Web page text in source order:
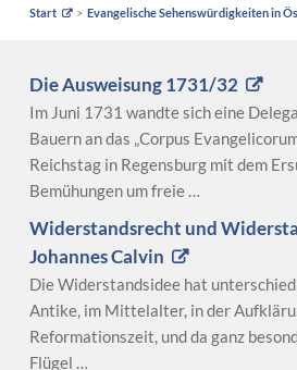
Start Evangelische Sehenswürdigkeiten in
Die Ausweisung 1731/32
Im Juni 1731 wandte sich eine
Bauern an das „Corpus
Reichstag in Regensburg mit dem
Bemühungen um freie …
Widerstandsrecht und
Johannes Calvin
Die Widerstandsidee hat
Antike, im Mittelalter, in der
Reformationszeit, und da ganz
Flügel …